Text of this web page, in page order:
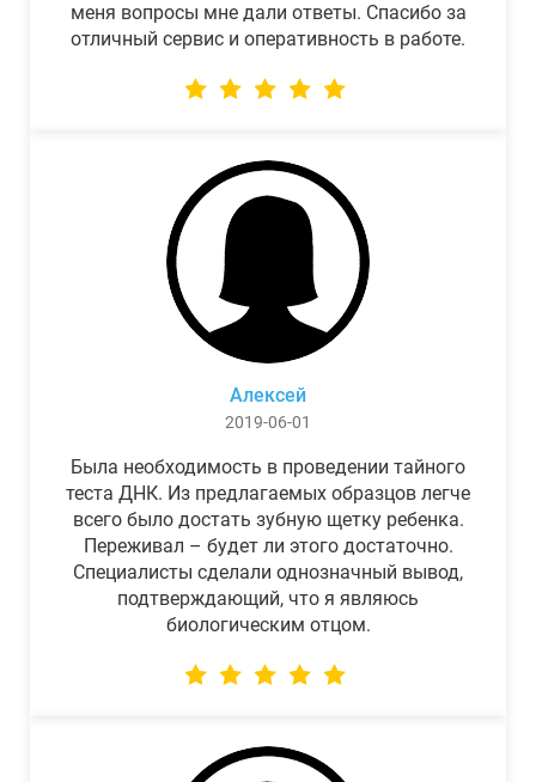
меня вопросы мне дали ответы. Спасибо за
отличный сервис и оперативность в работе.
Алексей
2019-06-01
Была необходимость в проведении тайного
теста ДНК. Из предлагаемых образцов легче
всего было достать зубную щетку ребенка.
Переживал – будет ли этого достаточно.
Специалисты сделали однозначный вывод,
подтверждающий, что я являюсь
биологическим отцом.